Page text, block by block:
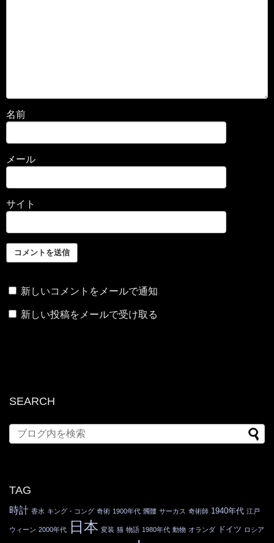
名前
メール
サイト
新しいコメントをメールで通知
新しい投稿をメールで受け取る
SEARCH
TAG
時計 香水 キング・コング 奇術 1900年代 髑髏 サーカス 奇術師 1940年代 江戸
ウィーン 2000年代 日本 変装 猫 物語 1980年代 動物 オランダ ドイツ ロシア